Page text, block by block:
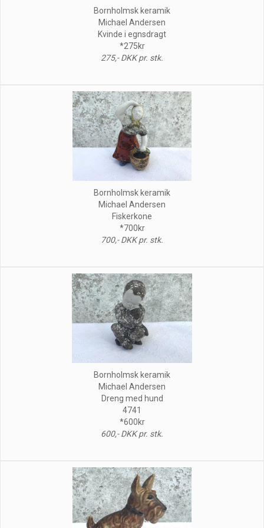
Bornholmsk keramik
Michael Andersen
Kvinde i egnsdragt
*275kr
275,- DKK pr. stk.
Bornholmsk keramik
Michael Andersen
Fiskerkone
*700kr
700,- DKK pr. stk.
Bornholmsk keramik
Michael Andersen
Dreng med hund
4741
*600kr
600,- DKK pr. stk.